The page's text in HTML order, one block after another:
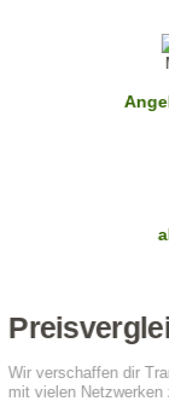
Wir verschaffen dir
mit vielen